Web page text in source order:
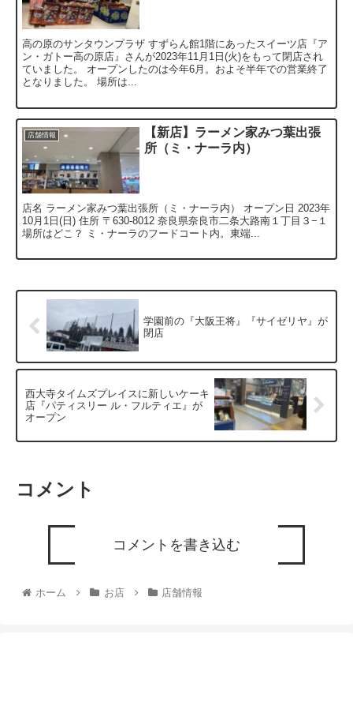
高の原のサンタウンプラザ すずらん館1階にあったスイーツ店『ア
ン・ガトー高の原店』さんが2023年11月1日(火)をもって閉店され
ていました。 オープンしたのは今年6月。およそ半年での営業終了
となりました。 場所は...
店舗情報
【新店】ラーメン家みつ葉出張
所（ミ・ナーラ内）
店名 ラーメン家みつ葉出張所（ミ・ナーラ内） オープン日 2023年
10月1日(日) 住所 〒630-8012 奈良県奈良市二条大路南１丁目３−１
場所はどこ？ ミ・ナーラのフードコート内。東端...
学園前の『大阪王将』『サイゼリヤ』が
閉店
西大寺タイムズプレイスに新しいケーキ
店『パティスリー ル・フルティエ』が
オープン
コメント
コメントを書き込む
ホーム お店 店舗情報